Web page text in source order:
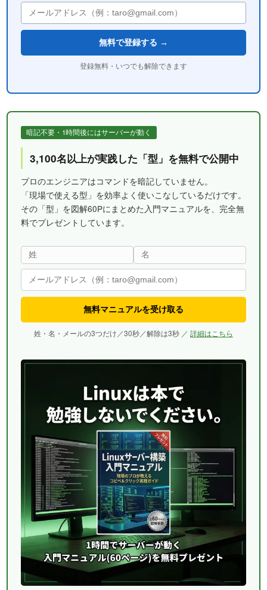
無料で登録する →
登録無料・いつでも解除できます
暗記不要・1時間後にはサーバーが動く
3,100名以上が実践した「型」を無料で公開中
プロのエンジニアはコマンドを暗記していません。
「現場で使える型」を効率よく使いこなしているだけです。
その「型」を図解60Pにまとめた入門マニュアルを、完全無
料でプレゼントしています。
無料マニュアルを受け取る
姓・名・メールの3つだけ／30秒／解除は3秒 ／ 詳細はこちら